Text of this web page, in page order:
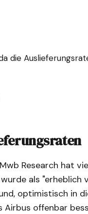
die
Research hat
als "erheblich
optimistisch in
Airbus offenbar